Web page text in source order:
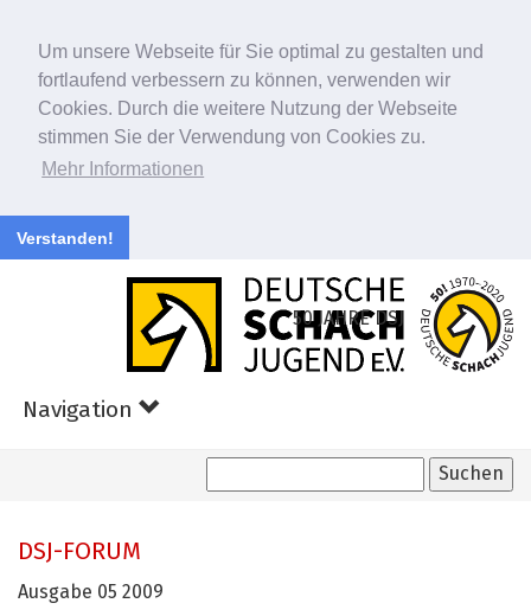
Um unsere Webseite für Sie optimal zu gestalten und
fortlaufend verbessern zu können, verwenden wir
Cookies. Durch die weitere Nutzung der Webseite
stimmen Sie der Verwendung von Cookies zu.
Mehr Informationen
Verstanden!
Navigation
50 JAHRE DSJ
DSJ-FORUM
Ausgabe 05 2009